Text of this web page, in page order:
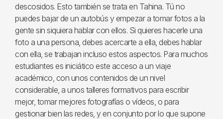
descosidos. Esto también se trata en Tahina. Tú no
puedes bajar de un autobús y empezar a tomar fotos a la
gente sin siquiera hablar con ellos. Si quieres hacerle una
foto a una persona, debes acercarte a ella, debes hablar
con ella, se trabajan incluso estos aspectos. Para muchos
estudiantes es iniciático este acceso a un viaje
académico, con unos contenidos de un nivel
considerable, a unos talleres formativos para escribir
mejor, tomar mejores fotografías o vídeos, o para
gestionar bien las redes, y en conjunto por lo que supone